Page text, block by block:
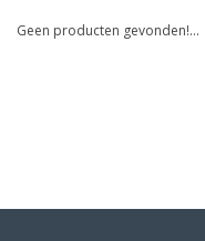
Geen producten gevonden!...